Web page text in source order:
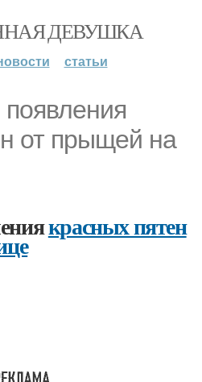
ДЕВУШКА
статьи
появления
от прыщей на
красных пятен